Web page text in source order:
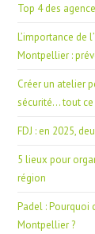
Top 4 des
L’importance de
Montpellier :
Créer un atelier
sécurité… tout ce
FDJ : en 2025,
5 lieux pour
région
Padel : Pourquoi
Montpellier ?